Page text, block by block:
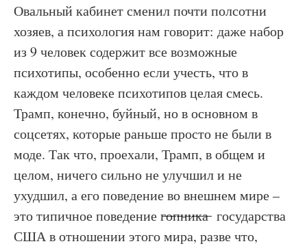
Овальный кабинет сменил почти полсотни
хозяев, а психология нам говорит: даже набор
из 9 человек содержит все возможные
психотипы, особенно если учесть, что в
каждом человеке психотипов целая смесь.
Трамп, конечно, буйный, но в основном в
соцсетях, которые раньше просто не были в
моде. Так что, проехали, Трамп, в общем и
целом, ничего сильно не улучшил и не
ухудшил, а его поведение во внешнем мире –
это типичное поведение г̶о̶п̶н̶и̶к̶а̶ государства
США в отношении этого мира, разве что,